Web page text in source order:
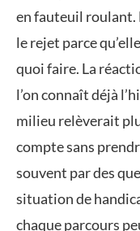
en fauteuil roulant.
le rejet parce
quoi faire. La
l’on connaît déjà
milieu relèverait
compte sans
souvent par des
situation de
chaque parcours